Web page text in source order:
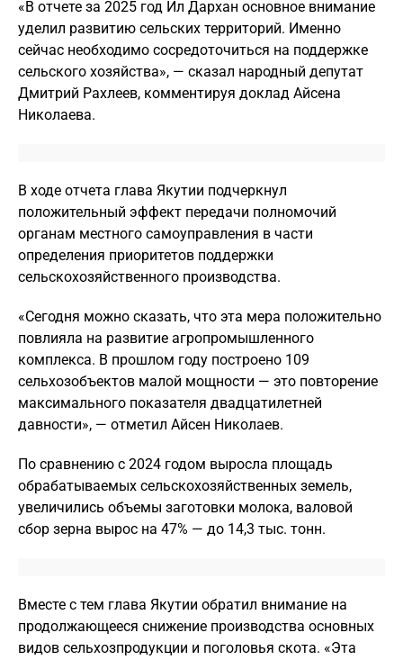
«В отчете за 2025 год Ил Дархан основное внимание
уделил развитию сельских территорий. Именно
сейчас необходимо сосредоточиться на поддержке
сельского хозяйства», — сказал народный депутат
Дмитрий Рахлеев, комментируя доклад Айсена
Николаева.
В ходе отчета глава Якутии подчеркнул
положительный эффект передачи полномочий
органам местного самоуправления в части
определения приоритетов поддержки
сельскохозяйственного производства.
«Сегодня можно сказать, что эта мера положительно
повлияла на развитие агропромышленного
комплекса. В прошлом году построено 109
сельхозобъектов малой мощности — это повторение
максимального показателя двадцатилетней
давности», — отметил Айсен Николаев.
По сравнению с 2024 годом выросла площадь
обрабатываемых сельскохозяйственных земель,
увеличились объемы заготовки молока, валовой
сбор зерна вырос на 47% — до 14,3 тыс. тонн.
Вместе с тем глава Якутии обратил внимание на
продолжающееся снижение производства основных
видов сельхозпродукции и поголовья скота. «Эта